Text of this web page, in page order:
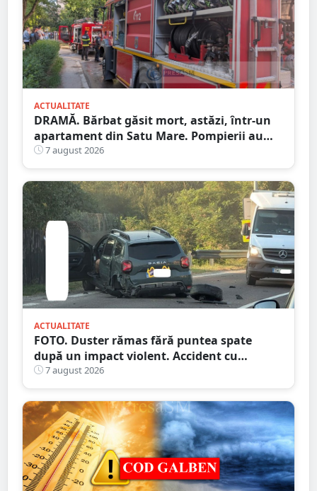
ACTUALITATE
DRAMĂ. Bărbat găsit mort, astăzi, într-un
apartament din Satu Mare. Pompierii au
spart ușa
7 august 2026
ACTUALITATE
FOTO. Duster rămas fără puntea spate
după un impact violent. Accident cu
implicarea unei mașini din Satu Mare
7 august 2026